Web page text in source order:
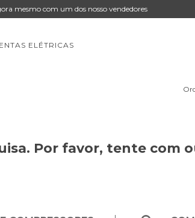
mesmo com um dos nosso vendedores
ELÉTRICAS
Por favor, tente com